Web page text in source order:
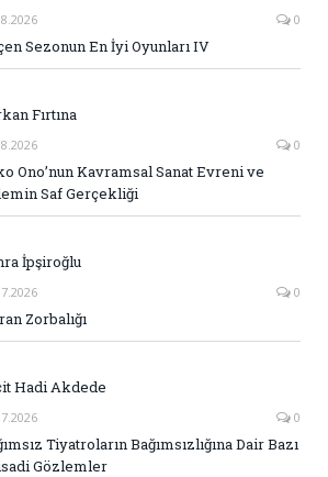
0
Sezonun En İyi Oyunları IV
Fırtına
0
Ono’nun Kavramsal Sanat Evreni ve
Saf Gerçekliği
İpşiroğlu
0
Zorbalığı
Hadi Akdede
0
Tiyatroların Bağımsızlığına Dair Bazı
Gözlemler